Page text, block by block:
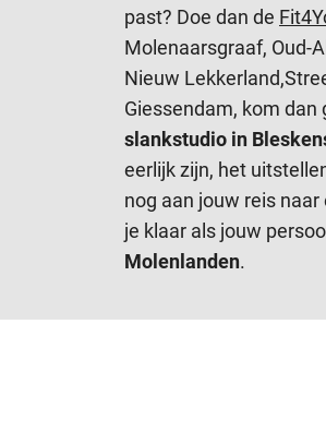
past? Doe dan de
Molenaarsgraaf, Oud-
Nieuw
Giessendam, kom dan
slankstudio in
eerlijk zijn, het
nog aan jouw reis
je klaar als jouw
Molenlanden.